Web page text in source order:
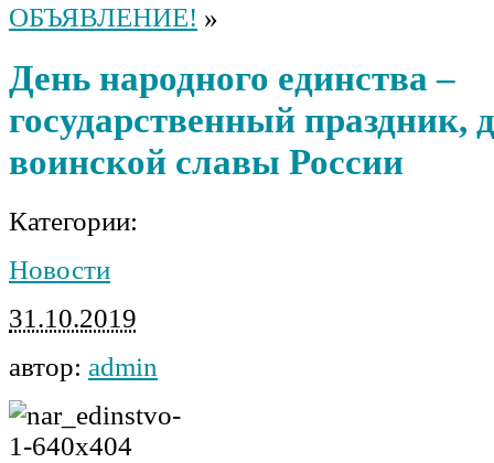
ОБЪЯВЛЕНИЕ! »
День народного единства –
государственный праздник,
воинской славы России
Категории:
Новости
31.10.2019
автор: admin